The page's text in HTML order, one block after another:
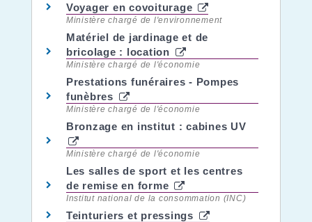
Voyager en covoiturage
Ministère chargé de l'environnement
Matériel de jardinage et de
bricolage : location
Ministère chargé de l'économie
Prestations funéraires - Pompes
funèbres
Ministère chargé de l'économie
Bronzage en institut : cabines UV
Ministère chargé de l'économie
Les salles de sport et les centres
de remise en forme
Institut national de la consommation (INC)
Teinturiers et pressings